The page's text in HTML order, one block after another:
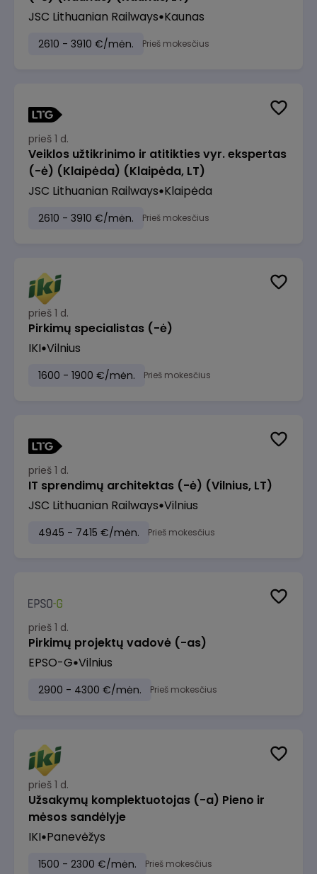
JSC Lithuanian Railways Kaunas
2610 - 3910 €/mėn. Prieš mokesčius
prieš 1 d.
Veiklos užtikrinimo ir atitikties vyr. ekspertas
(-ė) (Klaipėda) (Klaipėda, LT)
JSC Lithuanian Railways Klaipėda
2610 - 3910 €/mėn. Prieš mokesčius
prieš 1 d.
Pirkimų specialistas (-ė)
IKI Vilnius
1600 - 1900 €/mėn. Prieš mokesčius
prieš 1 d.
IT sprendimų architektas (-ė) (Vilnius, LT)
JSC Lithuanian Railways Vilnius
4945 - 7415 €/mėn. Prieš mokesčius
prieš 1 d.
Pirkimų projektų vadovė (-as)
EPSO-G Vilnius
2900 - 4300 €/mėn. Prieš mokesčius
prieš 1 d.
Užsakymų komplektuotojas (-a) Pieno ir
mėsos sandėlyje
IKI Panevėžys
1500 - 2300 €/mėn. Prieš mokesčius